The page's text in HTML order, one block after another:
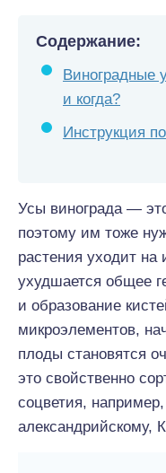
Содержание:
Виноградные
и когда?
Инструкция
Усы винограда —
поэтому им тоже
растения уходит на
ухудшается общее
и образование
микроэлементов,
плоды становятся
это свойственно
соцветия,
александрийскому,